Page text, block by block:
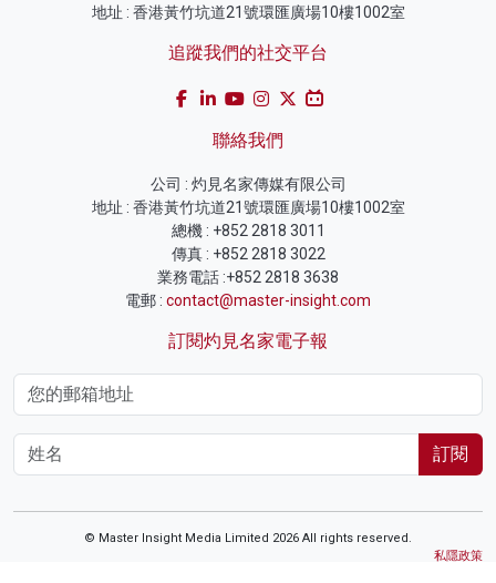
地址 : 香港黃竹坑道21號環匯廣場10樓1002室
追蹤我們的社交平台
聯絡我們
公司 : 灼見名家傳媒有限公司
地址 : 香港黃竹坑道21號環匯廣場10樓1002室
總機 : +852 2818 3011
傳真 : +852 2818 3022
業務電話 :+852 2818 3638
電郵 : contact@master-insight.com
訂閱灼見名家電子報
訂閱
© Master Insight Media Limited 2026 All rights reserved.
私隱政策